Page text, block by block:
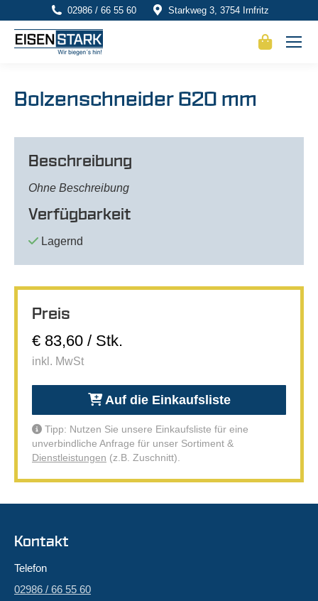
02986 / 66 55 60 Starkweg 3, 3754 Irnfritz
Bolzenschneider 620 mm
Beschreibung
Ohne Beschreibung
Verfügbarkeit
Lagernd
Preis
€ 83,60 / Stk.
inkl. MwSt
Auf die Einkaufsliste
Tipp: Nutzen Sie unsere Einkaufsliste für eine
unverbindliche Anfrage für unser Sortiment &
Dienstleistungen (z.B. Zuschnitt).
Kontakt
Telefon
02986 / 66 55 60